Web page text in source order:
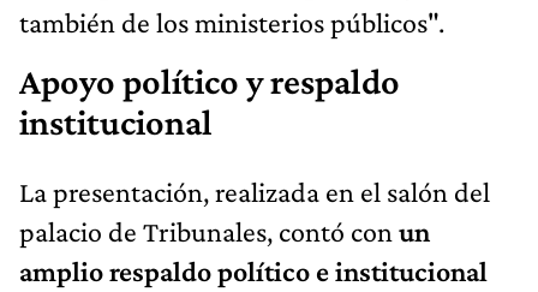
también de los ministerios públicos".
Apoyo político y respaldo
institucional
La presentación, realizada en el salón del
palacio de Tribunales, contó con un
amplio respaldo político e institucional